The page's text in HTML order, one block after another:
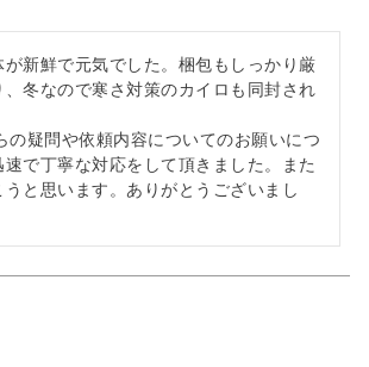
新鮮で元気でした。梱包もしっかり厳
冬なので寒さ対策のカイロも同封され
で丁寧な対応をして頂きました。また
と思います。ありがとうございまし